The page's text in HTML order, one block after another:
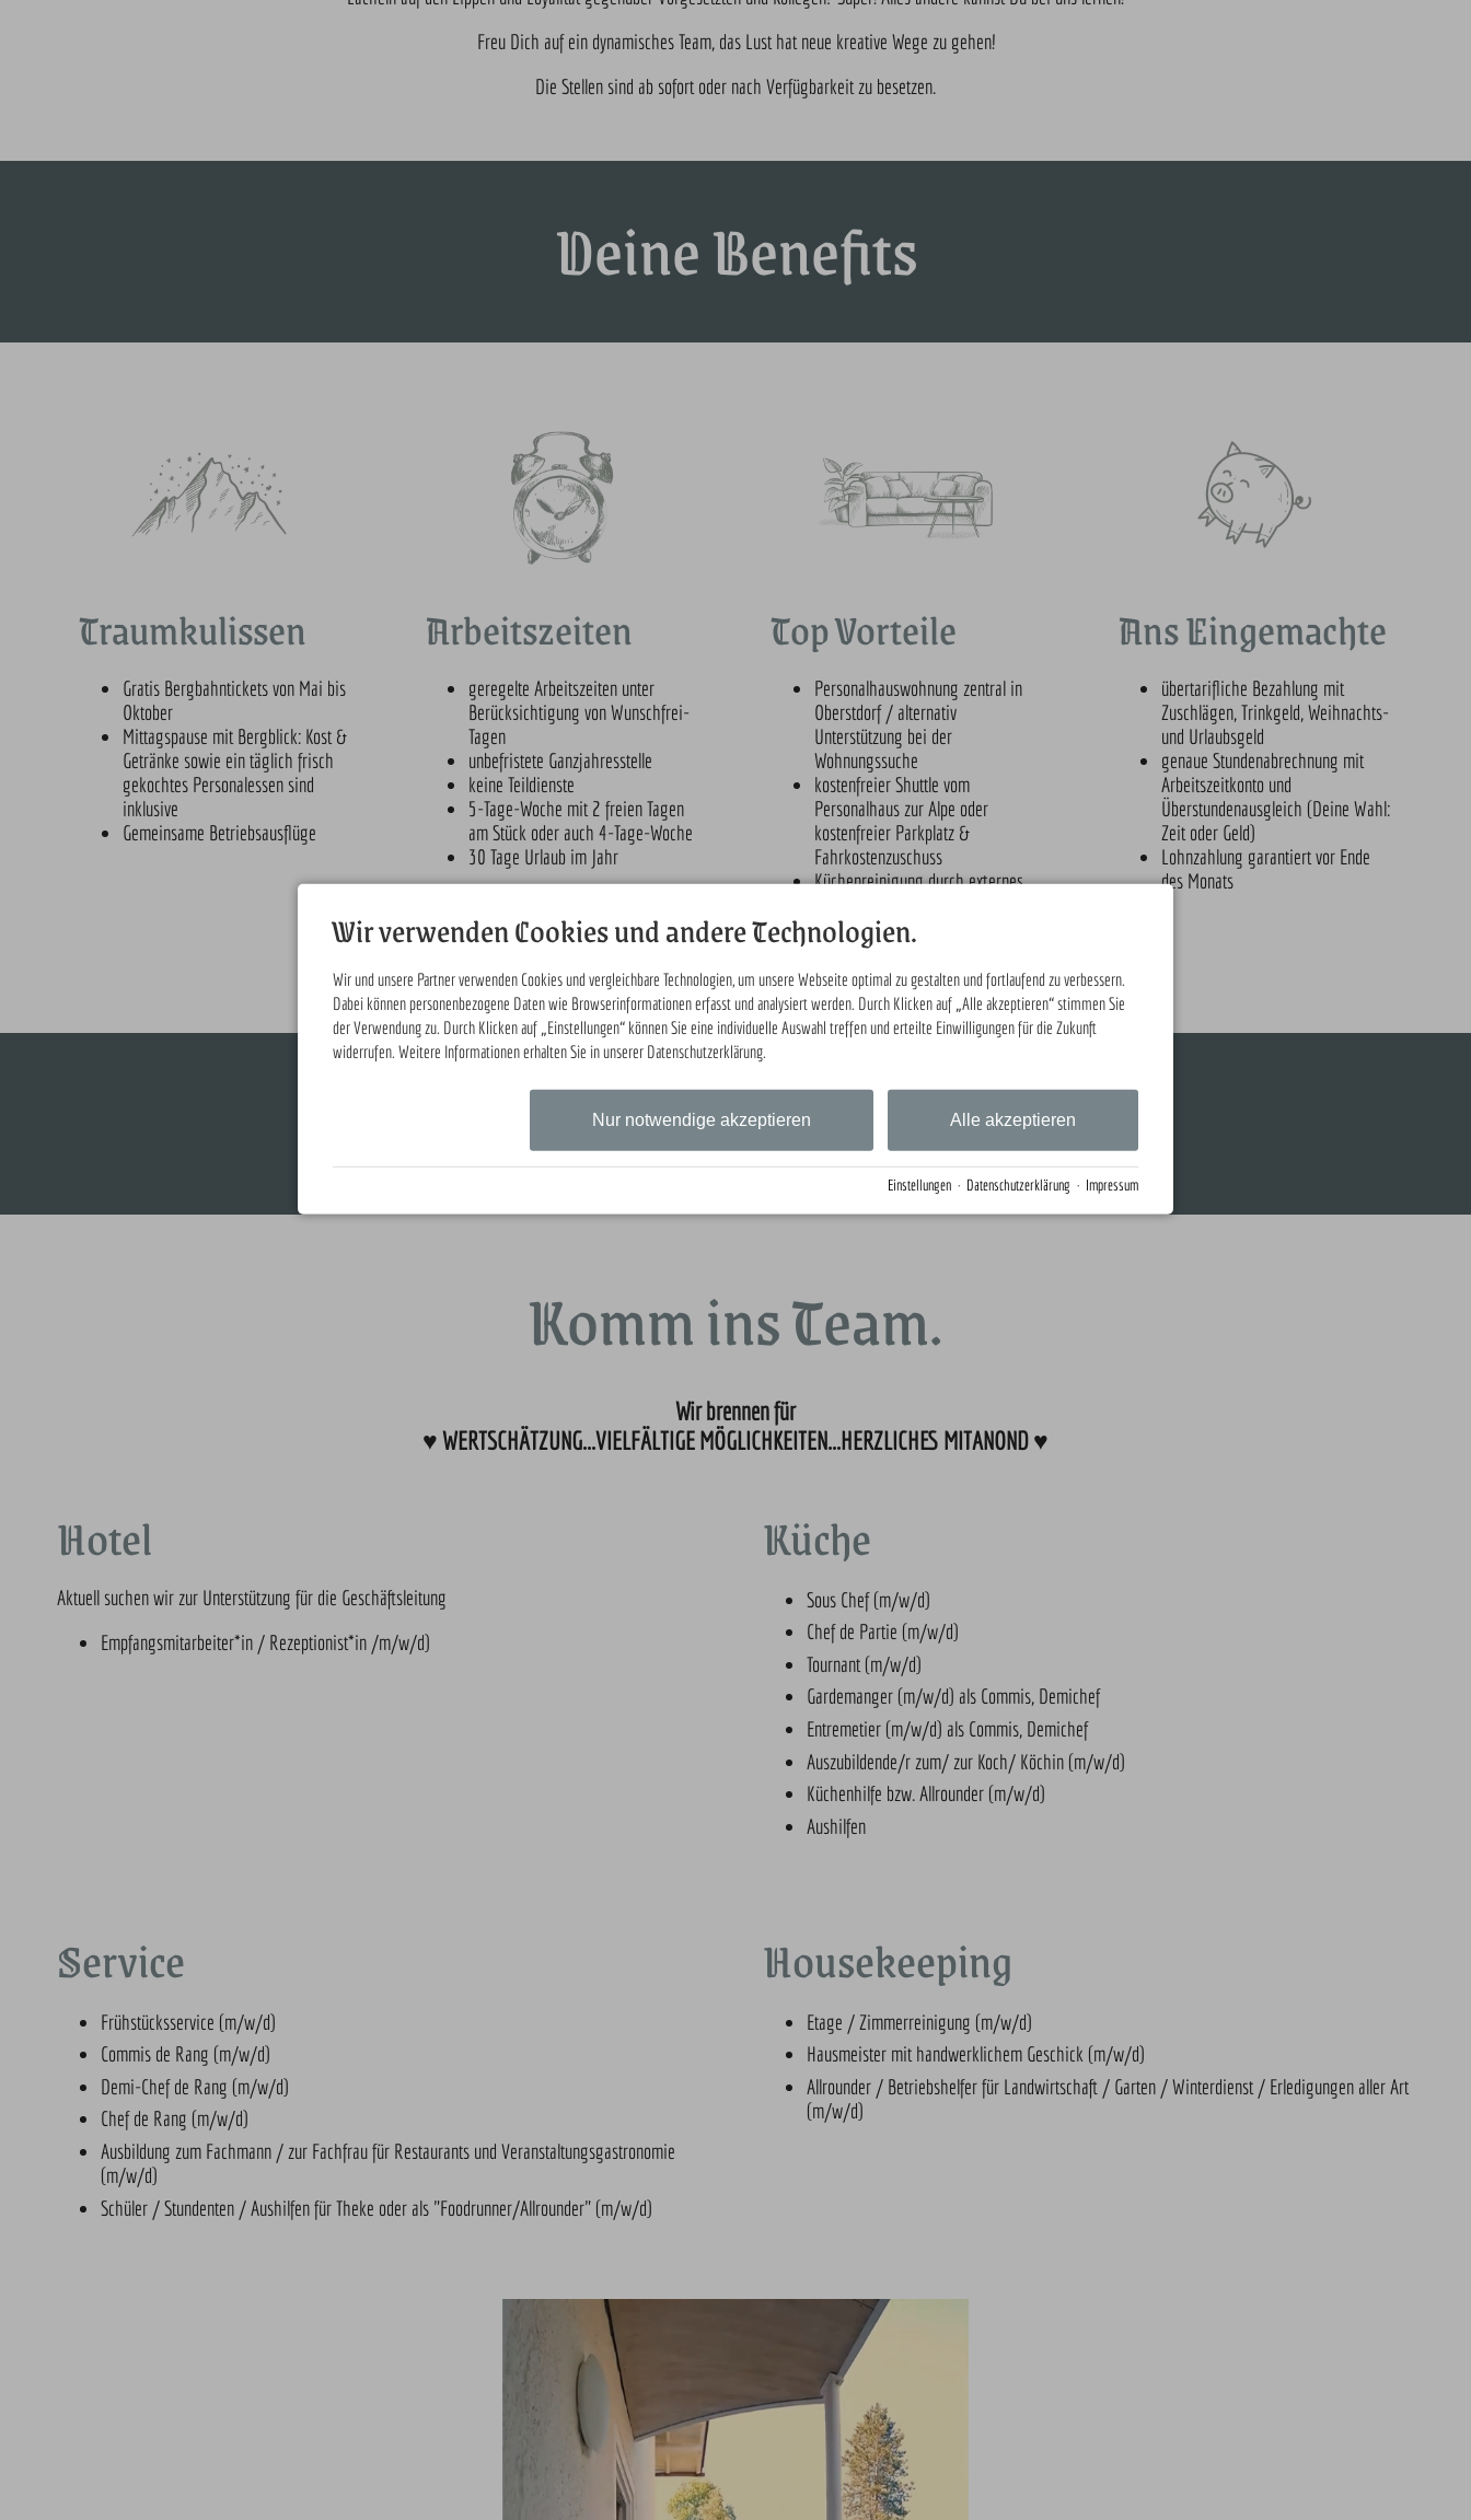
Freu Dich auf ein dynamisches Team, das Lust hat neue kreative Wege zu gehen!
Die Stellen sind ab sofort oder nach Verfügbarkeit zu besetzen.
Deine Benefits
Traumkulissen
Gratis Bergbahntickets von Mai bis
Oktober
Mittagspause mit Bergblick: Kost &
Getränke sowie ein täglich frisch
gekochtes Personalessen sind
inklusive
Gemeinsame Betriebsausflüge
Arbeitszeiten
geregelte Arbeitszeiten unter
Berücksichtigung von Wunschfrei-
Tagen
unbefristete Ganzjahresstelle
keine Teildienste
5-Tage-Woche mit 2 freien Tagen
am Stück oder auch 4-Tage-Woche
30 Tage Urlaub im Jahr
Top Vorteile
Personalhauswohnung zentral in
Oberstdorf / alternativ
Unterstützung bei der
Wohnungssuche
kostenfreier Shuttle vom
Personalhaus zur Alpe oder
kostenfreier Parkplatz &
Fahrkostenzuschuss
Küchenreinigung durch externes
Ans Eingemachte
übertarifliche Bezahlung mit
Zuschlägen, Trinkgeld, Weihnachts-
und Urlaubsgeld
genaue Stundenabrechnung mit
Arbeitszeitkonto und
Überstundenausgleich (Deine Wahl:
Zeit oder Geld)
Lohnzahlung garantiert vor Ende
des Monats
Komm zum Erfolg.
Komm ins Team.
Wir brennen für
♥ WERTSCHÄTZUNG...VIELFÄLTIGE MÖGLICHKEITEN...HERZLICHES MITANOND ♥
Hotel
Aktuell suchen wir zur Unterstützung für die Geschäftsleitung
Empfangsmitarbeiter*in / Rezeptionist*in /m/w/d)
Küche
Sous Chef (m/w/d)
Chef de Partie (m/w/d)
Tournant (m/w/d)
Gardemanger (m/w/d) als Commis, Demichef
Entremetier (m/w/d) als Commis, Demichef
Auszubildende/r zum/ zur Koch/ Köchin (m/w/d)
Küchenhilfe bzw. Allrounder (m/w/d)
Aushilfen
Service
Frühstücksservice (m/w/d)
Commis de Rang (m/w/d)
Demi-Chef de Rang (m/w/d)
Chef de Rang (m/w/d)
Ausbildung zum Fachmann / zur Fachfrau für Restaurants und Veranstaltungsgastronomie
(m/w/d)
Schüler / Stundenten / Aushilfen für Theke oder als "Foodrunner/Allrounder" (m/w/d)
Housekeeping
Etage / Zimmerreinigung (m/w/d)
Hausmeister mit handwerklichem Geschick (m/w/d)
Allrounder / Betriebshelfer für Landwirtschaft / Garten / Winterdienst / Erledigungen aller Art
(m/w/d)
Wir verwenden Cookies und andere Technologien.
Wir und unsere Partner verwenden Cookies und vergleichbare Technologien, um unsere Webseite optimal zu gestalten und fortlaufend zu verbessern.
Dabei können personenbezogene Daten wie Browserinformationen erfasst und analysiert werden. Durch Klicken auf „Alle akzeptieren“ stimmen Sie
der Verwendung zu. Durch Klicken auf „Einstellungen“ können Sie eine individuelle Auswahl treffen und erteilte Einwilligungen für die Zukunft
widerrufen. Weitere Informationen erhalten Sie in unserer Datenschutzerklärung.
Alle akzeptieren
Nur notwendige akzeptieren
Einstellungen · Datenschutzerklärung · Impressum